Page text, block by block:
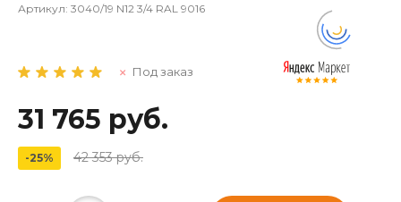
Артикул: 3040/19 N12 3/4 RAL 9016
Под заказ
31 765 руб.
-25% 42 353 руб.